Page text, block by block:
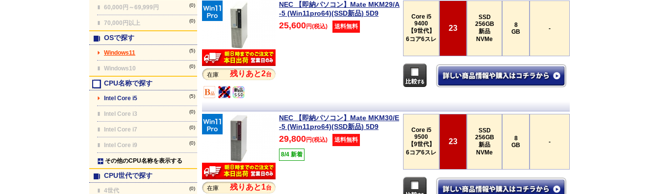
60,000円～69,999円 (0)
70,000円以上 (0)
OSで探す
Windows11 (5)
Windows10 (0)
CPU名称で探す
Intel Core i5 (5)
Intel Core i3 (0)
Intel Core i7 (0)
Intel Core i9 (0)
その他のCPU名称を表示する
CPU世代で探す
4世代 (0)
在庫 残りあと2台
NEC 【即納パソコン】Mate MKM29/A
-5 (Win11pro64)(SSD新品) 5D9
25,600円(税込) 送料無料
Core i5
9400
【9世代】
6コア6スレ
23
SSD
256GB
新品
NVMe
8
GB
-
在庫 残りあと1台
NEC 【即納パソコン】Mate MKM30/E
-5 (Win11pro64)(SSD新品) 5D9
29,800円(税込) 送料無料
8/4 新着
Core i5
9500
【9世代】
6コア6スレ
23
SSD
256GB
新品
NVMe
8
GB
-